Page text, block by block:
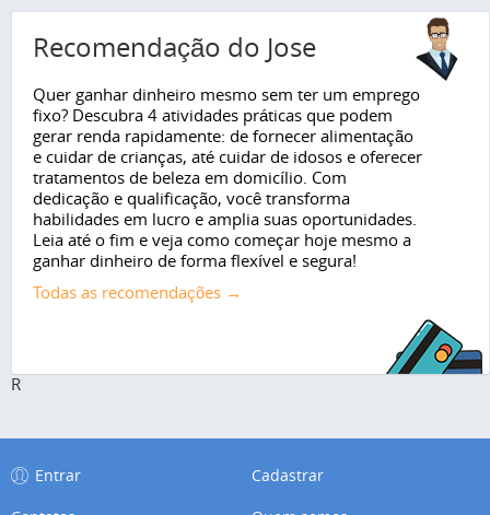
Recomendação do Jose
Quer ganhar dinheiro mesmo sem ter um emprego
fixo? Descubra 4 atividades práticas que podem
gerar renda rapidamente: de fornecer alimentação
e cuidar de crianças, até cuidar de idosos e oferecer
tratamentos de beleza em domicílio. Com
dedicação e qualificação, você transforma
habilidades em lucro e amplia suas oportunidades.
Leia até o fim e veja como começar hoje mesmo a
ganhar dinheiro de forma flexível e segura!
Todas as recomendações →
R
Entrar
Cadastrar